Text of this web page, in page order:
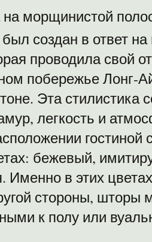
морщинистой
создан в ответ на
проводила свой
побережье Лонг-
Эта стилистика
легкость и
гостиной
бежевый,
Именно в этих
стороны,
к полу или